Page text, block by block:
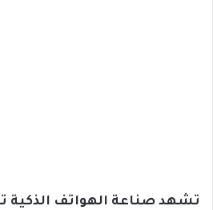
تشهد صناعة الهواتف الذكية